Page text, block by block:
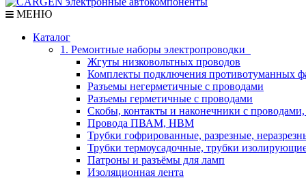
МЕНЮ
Каталог
1. Ремонтные наборы электропроводки
Жгуты низковольтных проводов
Комплекты подключения противотуманных
Разъемы негерметичные с проводами
Разъемы герметичные с проводами
Скобы, контакты и наконечники с проводами,
Провода ПВАМ, НВМ
Трубки гофрированные, разрезные,
Трубки термоусадочные, трубки
Патроны и разъёмы для ламп
Изоляционная лента